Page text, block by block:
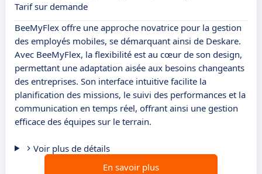
Tarif sur demande
BeeMyFlex offre une approche novatrice pour la gestion
des employés mobiles, se démarquant ainsi de Deskare.
Avec BeeMyFlex, la flexibilité est au cœur de son design,
permettant une adaptation aisée aux besoins changeants
des entreprises. Son interface intuitive facilite la
planification des missions, le suivi des performances et la
communication en temps réel, offrant ainsi une gestion
efficace des équipes sur le terrain.
Voir plus de détails
En savoir plus